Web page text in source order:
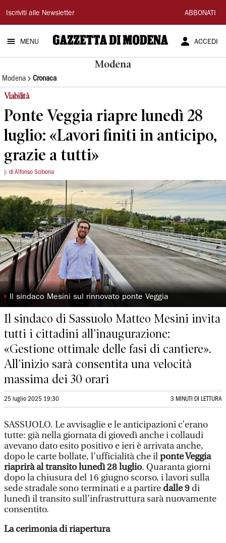
Gazzetta
di
Modena
Iscriviti alle Newsletter ABBONATI
MENU ACCEDI
Modena
Modena Cronaca
Viabilità
Ponte Veggia riapre lunedì 28
luglio: «Lavori finiti in anticipo,
grazie a tutti»
di Alfonso Scibona
◗ Il sindaco Mesini sul rinnovato ponte Veggia
Il sindaco di Sassuolo Matteo Mesini invita
tutti i cittadini all’inaugurazione:
«Gestione ottimale delle fasi di cantiere».
All’inizio sarà consentita una velocità
massima dei 30 orari
25 luglio 2025 19:30 3 MINUTI DI LETTURA
SASSUOLO. Le avvisaglie e le anticipazioni c’erano
tutte: già nella giornata di giovedì anche i collaudi
avevano dato esito positivo e ieri è arrivata anche,
dopo le carte bollate, l’ufficialità che ilponte Veggia
riaprirà al transito lunedì 28 luglio. Quaranta giorni
dopo la chiusura del 16 giugno scorso, i lavori sulla
sede stradale sono terminati e a partire dalle 9 di
lunedì il transito sull’infrastruttura sarà nuovamente
consentito.
La cerimonia di riapertura